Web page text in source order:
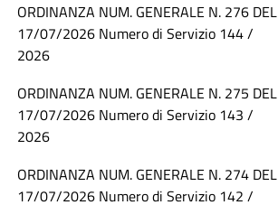
ORDINANZA NUM. GENERALE N. 276 DEL
17/07/2026 Numero di Servizio 144 /
2026
ORDINANZA NUM. GENERALE N. 275 DEL
17/07/2026 Numero di Servizio 143 /
2026
ORDINANZA NUM. GENERALE N. 274 DEL
17/07/2026 Numero di Servizio 142 /